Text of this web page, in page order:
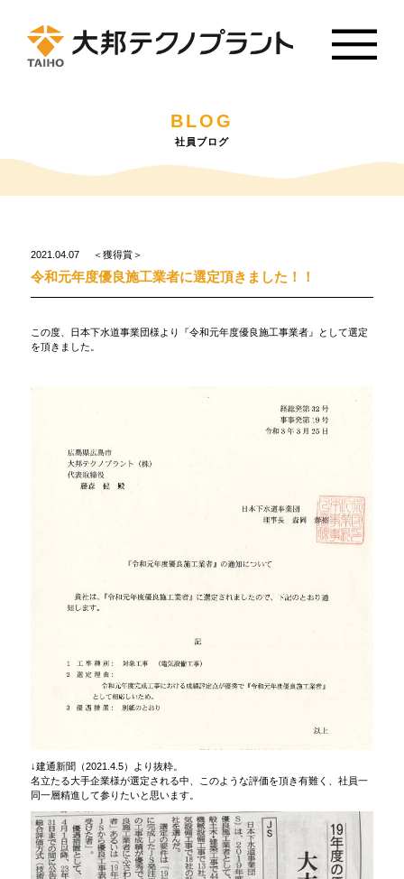
BLOG
社員ブログ
2021.04.07 ＜獲得賞＞
令和元年度優良施工業者に選定頂きました！！
この度、日本下水道事業団様より『令和元年度優良施工事業者』として選定
を頂きました。
↓建通新聞（2021.4.5）より抜粋。
名立たる大手企業様が選定される中、このような評価を頂き有難く、社員一
同一層精進して参りたいと思います。